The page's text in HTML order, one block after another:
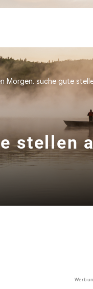
Morgen. suche gute
stellen